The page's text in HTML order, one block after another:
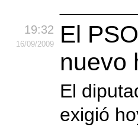
19:32
16/09/2009
El
nuevo
El
exigió